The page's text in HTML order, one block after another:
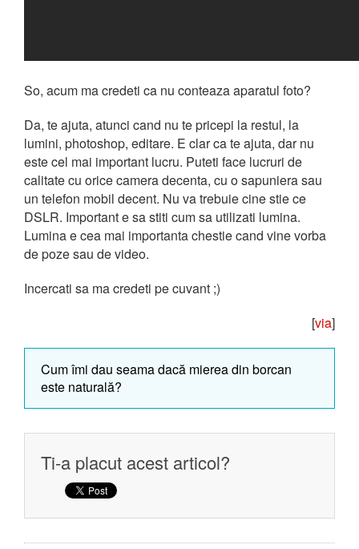
So, acum ma credeti ca nu conteaza aparatul foto?
Da, te ajuta, atunci cand nu te pricepi la restul, la
lumini, photoshop, editare. E clar ca te ajuta, dar nu
este cel mai important lucru. Puteti face lucruri de
calitate cu orice camera decenta, cu o sapuniera sau
un telefon mobil decent. Nu va trebuie cine stie ce
DSLR. Important e sa stiti cum sa utilizati lumina.
Lumina e cea mai importanta chestie cand vine vorba
de poze sau de video.
Incercati sa ma credeti pe cuvant ;)
[via]
Cum îmi dau seama dacă mierea din borcan
este naturală?
Ti-a placut acest articol?